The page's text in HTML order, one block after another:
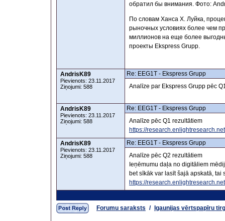
обратил бы внимания. Фото:
По словам Ханса Х. Луйка,
рыночных условиях более чем
миллионов на еще более
проекты Ekspress Grupp.
AndrisK89
Pievienots: 23.11.2017
Ziņojumi: 588
Re: EEG1T - Ekspress Grupp
Analīze par Ekspress Grupp pēc
AndrisK89
Pievienots: 23.11.2017
Ziņojumi: 588
Re: EEG1T - Ekspress Grupp
Analīze pēc Q1 rezultātiem
https://
AndrisK89
Pievienots: 23.11.2017
Ziņojumi: 588
Re: EEG1T - Ekspress Grupp
Analīze pēc Q2 rezultātiem
Ieņēmumu daļa no digitāliem
bet sīkāk var lasīt šajā apskatā,
https://
Forumu saraksts / Igaunijas vērtspapīru